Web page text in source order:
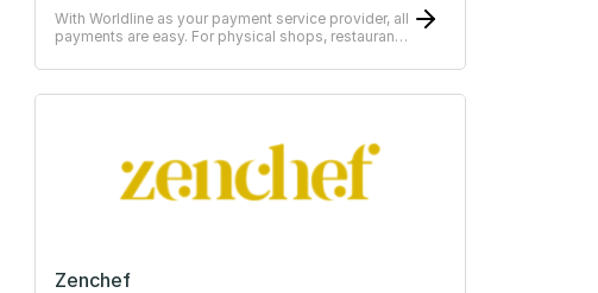
With Worldline as your payment service provider, all
payments are easy. For physical shops, restaurants
Zenchef